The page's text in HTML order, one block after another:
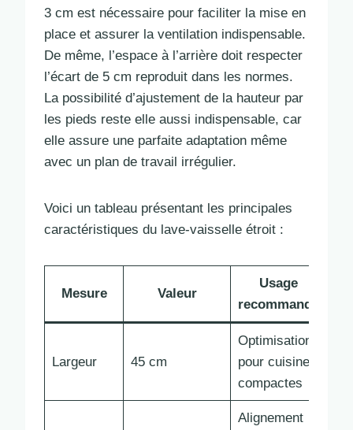
3 cm est nécessaire pour faciliter la mise en
place et assurer la ventilation indispensable.
De même, l’espace à l’arrière doit respecter
l’écart de 5 cm reproduit dans les normes.
La possibilité d’ajustement de la hauteur par
les pieds reste elle aussi indispensable, car
elle assure une parfaite adaptation même
avec un plan de travail irrégulier.
Voici un tableau présentant les principales
caractéristiques du lave-vaisselle étroit :
Mesure Valeur
Usage
recommandé
Largeur 45 cm
Optimisation
pour cuisines
compactes
Alignement